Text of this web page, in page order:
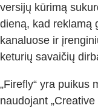
versijų kūrimą
dieną, kad reklamą
kanaluose ir
keturių savaičių
„Firefly“ yra puikus
naudojant